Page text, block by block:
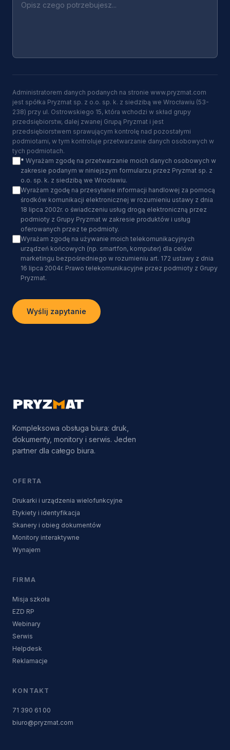
Administratorem danych podanych na stronie www.pryzmat.com
jest spółka Pryzmat sp. z o.o. sp. k. z siedzibą we Wrocławiu (53-
238) przy ul. Ostrowskiego 15, która wchodzi w skład grupy
przedsiębiorstw, dalej zwanej Grupą Pryzmat i jest
przedsiębiorstwem sprawującym kontrolę nad pozostałymi
podmiotami, w tym kontroluje przetwarzanie danych osobowych w
tych podmiotach.
* Wyrażam zgodę na przetwarzanie moich danych osobowych w
zakresie podanym w niniejszym formularzu przez Pryzmat sp. z
o.o. sp. k. z siedzibą we Wrocławiu.
Wyrażam zgodę na przesyłanie informacji handlowej za pomocą
środków komunikacji elektronicznej w rozumieniu ustawy z dnia
18 lipca 2002r. o świadczeniu usług drogą elektroniczną przez
podmioty z Grupy Pryzmat w zakresie produktów i usług
oferowanych przez te podmioty.
Wyrażam zgodę na używanie moich telekomunikacyjnych
urządzeń końcowych (np. smartfon, komputer) dla celów
marketingu bezpośredniego w rozumieniu art. 172 ustawy z dnia
16 lipca 2004r. Prawo telekomunikacyjne przez podmioty z Grupy
Pryzmat.
Wyślij zapytanie
Kompleksowa obsługa biura: druk,
dokumenty, monitory i serwis. Jeden
partner dla całego biura.
OFERTA
Drukarki i urządzenia wielofunkcyjne
Etykiety i identyfikacja
Skanery i obieg dokumentów
Monitory interaktywne
Wynajem
FIRMA
Misja szkoła
EZD RP
Webinary
Serwis
Helpdesk
Reklamacje
KONTAKT
71 390 61 00
biuro@pryzmat.com